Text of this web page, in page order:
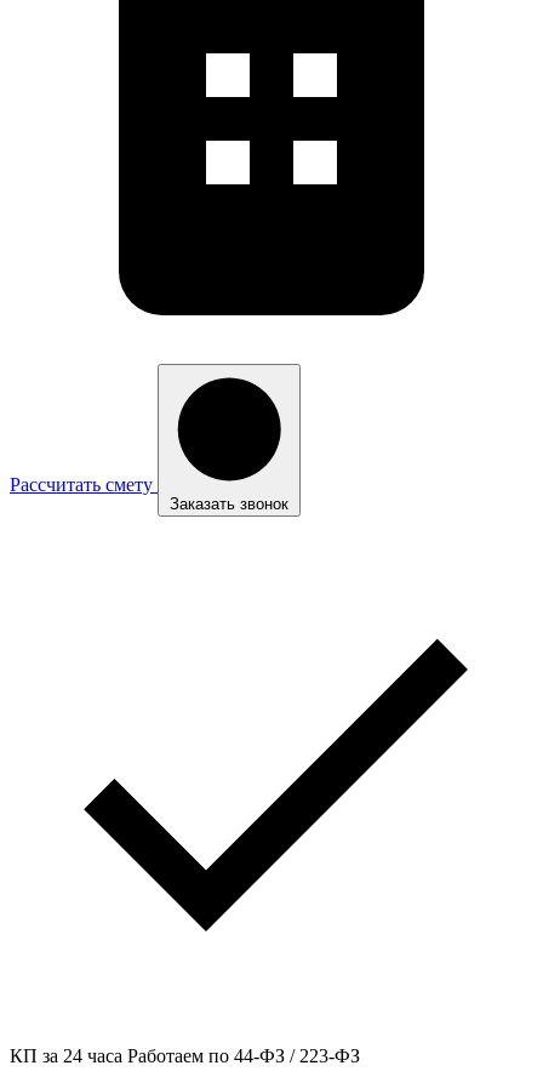
Рассчитать смету
Заказать звонок
КП за 24 часа Работаем по 44-ФЗ / 223-ФЗ